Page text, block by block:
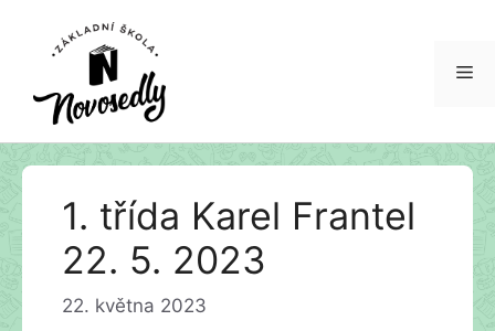
Přeskočit
1. třída Karel Frantel
22. 5. 2023
22. května 2023